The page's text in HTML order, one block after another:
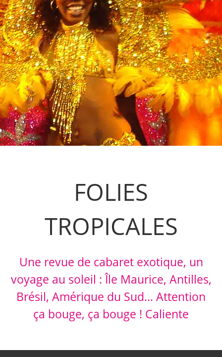
FOLIES
TROPICALES
Une revue de cabaret exotique, un
voyage au soleil : Île Maurice, Antilles,
Brésil, Amérique du Sud… Attention
ça bouge, ça bouge ! Caliente